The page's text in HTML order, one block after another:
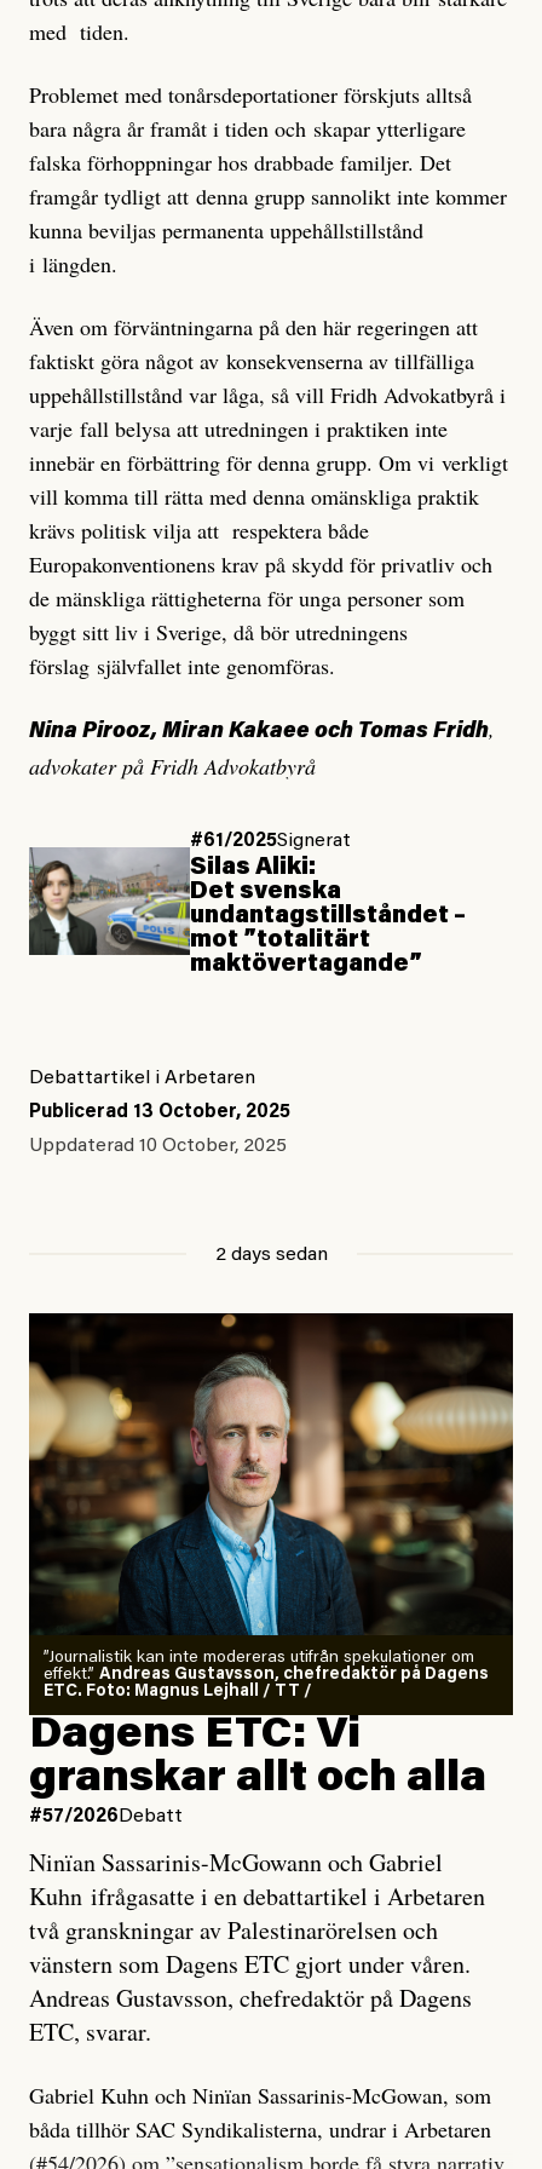
med tiden.
Problemet med tonårsdeportationer förskjuts alltså
bara några år framåt i tiden och skapar ytterligare
falska förhoppningar hos drabbade familjer. Det
framgår tydligt att denna grupp sannolikt inte kommer
kunna beviljas permanenta uppehållstillstånd
i längden.
Även om förväntningarna på den här regeringen att
faktiskt göra något av konsekvenserna av tillfälliga
uppehållstillstånd var låga, så vill Fridh Advokatbyrå i
varje fall belysa att utredningen i praktiken inte
innebär en förbättring för denna grupp. Om vi verkligt
vill komma till rätta med denna omänskliga praktik
krävs politisk vilja att respektera både
Europakonventionens krav på skydd för privatliv och
de mänskliga rättigheterna för unga personer som
byggt sitt liv i Sverige, då bör utredningens
förslag självfallet inte genomföras.
Nina Pirooz, Miran Kakaee och Tomas Fridh,
advokater på Fridh Advokatbyrå
#61/2025Signerat
Silas Aliki:
Det svenska
undantagstillståndet –
mot ”totalitärt
maktövertagande”
Debattartikel i Arbetaren
Publicerad 13 October, 2025
Uppdaterad 10 October, 2025
2 days sedan
”Journalistik kan inte modereras utifrån spekulationer om
effekt.” Andreas Gustavsson, chefredaktör på Dagens
ETC. Foto: Magnus Lejhall / TT /
Dagens ETC: Vi
granskar allt och alla
#57/2026Debatt
Ninïan Sassarinis-McGowann och Gabriel
Kuhn ifrågasatte i en debattartikel i Arbetaren
två granskningar av Palestinarörelsen och
vänstern som Dagens ETC gjort under våren.
Andreas Gustavsson, chefredaktör på Dagens
ETC, svarar.
Gabriel Kuhn och Ninïan Sassarinis-McGowan, som
båda tillhör SAC Syndikalisterna, undrar i Arbetaren